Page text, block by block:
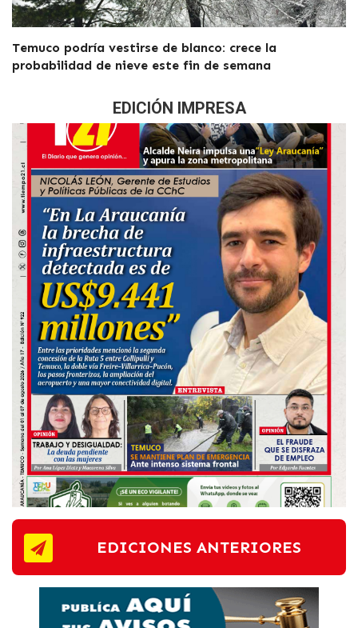
Temuco podría vestirse de blanco: crece la
probabilidad de nieve este fin de semana
EDICIÓN IMPRESA
EDICIONES ANTERIORES